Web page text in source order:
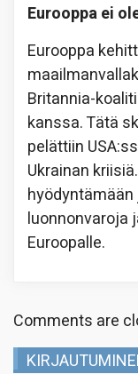
Eurooppa ei
Eurooppa
Britannia-
kanssa. Tätä
pelättiin
Ukrainan
luonnonvaroja
Euroopalle.
Comments are